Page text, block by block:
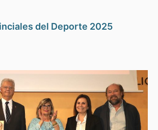
del Deporte 2025